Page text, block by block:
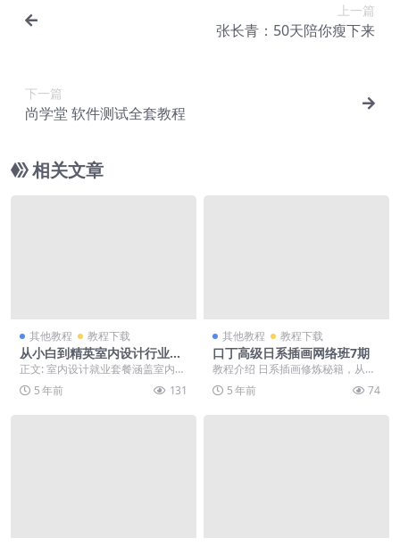
上一篇
张长青：50天陪你瘦下来
下一篇
尚学堂 软件测试全套教程
相关文章
其他教程 教程下载
从小白到精英室内设计行业实
战课
正文: 室内设计就业套餐涵盖室内设
计行业实战课的课程实训以及其他
相关课程，让你从...
5 年前 131
其他教程 教程下载
口丁高级日系插画网络班7期
教程介绍 日系插画修炼秘籍，从软
件应用及线条练习、人体结构与透
视、半厚涂上色技法...
5 年前 74